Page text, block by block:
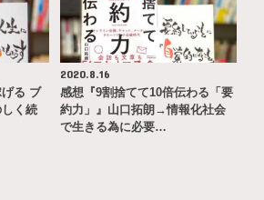
げる ブ
く続
2020.8.16
感想『9割捨てて10倍伝わる「要
約力」』山口拓朗→情報化社会
で生きる為に必要…